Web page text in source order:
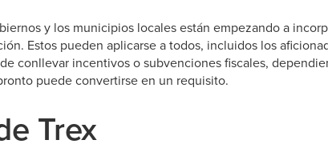
y los municipios locales están empezando a
Estos pueden aplicarse a todos, incluidos los
conllevar incentivos o subvenciones fiscales,
puede convertirse en un requisito.
Trex